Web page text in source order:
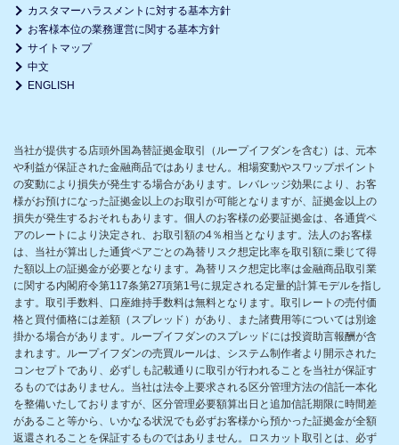
カスタマーハラスメントに対する基本方針
お客様本位の業務運営に関する基本方針
サイトマップ
中文
ENGLISH
当社が提供する店頭外国為替証拠金取引（ループイフダンを含む）は、元本
や利益が保証された金融商品ではありません。相場変動やスワップポイント
の変動により損失が発生する場合があります。レバレッジ効果により、お客
様がお預けになった証拠金以上のお取引が可能となりますが、証拠金以上の
損失が発生するおそれもあります。個人のお客様の必要証拠金は、各通貨ペ
アのレートにより決定され、お取引額の4％相当となります。法人のお客様
は、当社が算出した通貨ペアごとの為替リスク想定比率を取引額に乗じて得
た額以上の証拠金が必要となります。為替リスク想定比率は金融商品取引業
に関する内閣府令第117条第27項第1号に規定される定量的計算モデルを指し
ます。取引手数料、口座維持手数料は無料となります。取引レートの売付価
格と買付価格には差額（スプレッド）があり、また諸費用等については別途
掛かる場合があります。ループイフダンのスプレッドには投資助言報酬が含
まれます。ループイフダンの売買ルールは、システム制作者より開示された
コンセプトであり、必ずしも記載通りに取引が行われることを当社が保証す
るものではありません。当社は法令上要求される区分管理方法の信託一本化
を整備いたしておりますが、区分管理必要額算出日と追加信託期限に時間差
があること等から、いかなる状況でも必ずお客様から預かった証拠金が全額
返還されることを保証するものではありません。ロスカット取引とは、必ず